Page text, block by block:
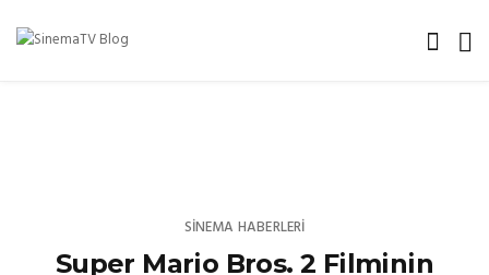
SINEMA HABERLERI
Super Mario Bros. 2 Filminin